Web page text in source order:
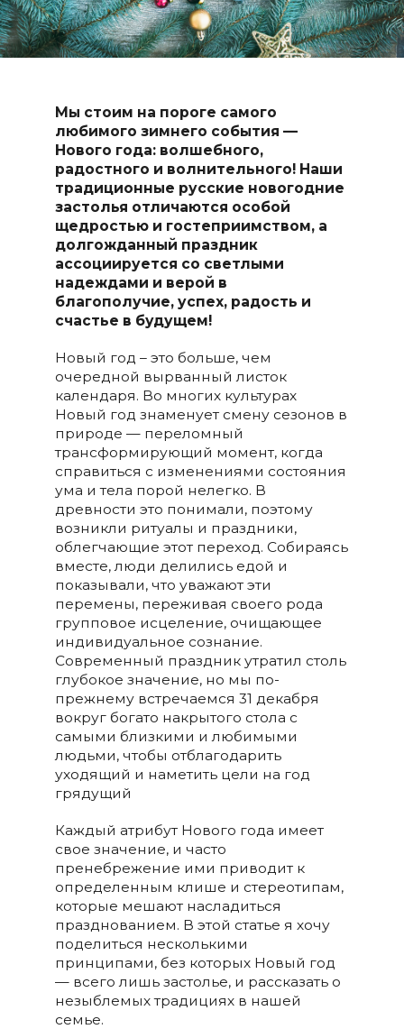
Мы стоим на пороге самого
любимого зимнего события —
Нового года: волшебного,
радостного и волнительного! Наши
традиционные русские новогодние
застолья отличаются особой
щедростью и гостеприимством, а
долгожданный праздник
ассоциируется со светлыми
надеждами и верой в
благополучие, успех, радость и
счастье в будущем!
Новый год – это больше, чем
очередной вырванный листок
календаря. Во многих культурах
Новый год знаменует смену сезонов в
природе — переломный
трансформирующий момент, когда
справиться с изменениями состояния
ума и тела порой нелегко. В
древности это понимали, поэтому
возникли ритуалы и праздники,
облегчающие этот переход. Собираясь
вместе, люди делились едой и
показывали, что уважают эти
перемены, переживая своего рода
групповое исцеление, очищающее
индивидуальное сознание.
Современный праздник утратил столь
глубокое значение, но мы по-
прежнему встречаемся 31 декабря
вокруг богато накрытого стола с
самыми близкими и любимыми
людьми, чтобы отблагодарить
уходящий и наметить цели на год
грядущий
Каждый атрибут Нового года имеет
свое значение, и часто
пренебрежение ими приводит к
определенным клише и стереотипам,
которые мешают насладиться
празднованием. В этой статье я хочу
поделиться несколькими
принципами, без которых Новый год
— всего лишь застолье, и рассказать о
незыблемых традициях в нашей
семье.